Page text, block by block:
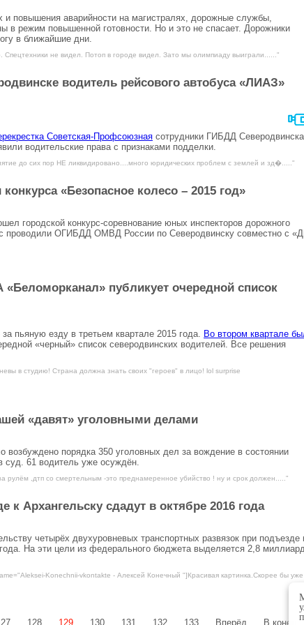
и повышения аварийности на магистралях, дорожные службы,
в режим повышенной готовности. Но и это не спасает. Дорожники
в ближайшие дни.
Спецтехники не видел. Потоп в городе видел. Зато мы олимпиаду выиграли......"
водитель рейсового автобуса «ЛИАЗ»
Советская-Профсоюзная сотрудники ГИБДД
водительские права с признаками подделки.
до сих пор НЕ ликвидировано....много юридических проблем с землей и зд�....."
«Безопасное колесо – 2015 год»
городской конкурс-соревнование юных инспекторов дорожного
проводили ОГИБДД ОМВД России по Северодвинску совместно с
«Беломорканал» публикует очередной список
пьяную езду в третьем квартале 2015 года. Во втором квартале
«черный» список северодвинских водителей. Все решения
в студию! Страна должна знать своих "героев" в лицо! lol surprise
«давят» уголовными делами
возбуждено порядка 350 уголовных дел за вождение в состоянии
суд. 61 водитель уже осуждён.
рулём ,дтп со смертельным -это преднамеренное убийство ! ну и срок должен....."
к Архангельску сдадут в октябре 2016 года
четырёх двухуровневых транспортных развязок при подъезде
На эти цели из федерального бюджета выделяется 2,8
Konechnii-vkontakte - Алексей Конечный "]Красивая картинка.Скорее бы уже
128 129 130 131 132 133 Вперёд В конец